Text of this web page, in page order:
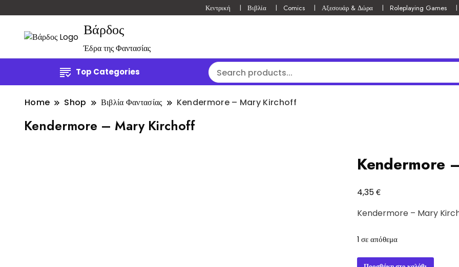
Κεντρική Βιβλία Comics Αξεσουάρ & Δώρα Roleplaying Games
Βάρδος
Έδρα της Φαντασίας
Top Categories
Home Shop Βιβλία Φαντασίας Kendermore – Mary Kirchoff
Kendermore – Mary Kirchoff
Kendermore
4,35€
Kendermore – Mary
1 σε απόθεμα
Kendermore